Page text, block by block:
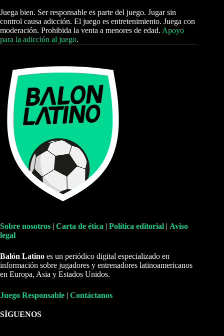
Juega bien. Ser responsable es parte del juego. Jugar sin
control causa adicción. El juego es entretenimiento. Juega con
moderación. Prohibida la venta a menores de edad. Apoyo
para la adicción al juego.
Sobre nosotros | Carta de ética | Política editorial | Aviso
legal
Balón Latino es un periódico digital especializado en
información sobre jugadores y entrenadores latinoamericanos
en Europa, Asia y Estados Unidos.
Juego Responsable | Contáctanos
SÍGUENOS